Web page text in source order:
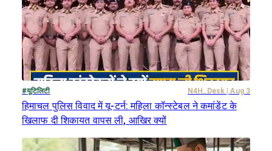
#यूटिलिटी N4H_Desk Aug 3
हिमाचल पुलिस विवाद में यू-टर्न: महिला कॉन्स्टेबल ने कमांडेंट के
खिलाफ दी शिकायत वापस ली, आखिर क्यों